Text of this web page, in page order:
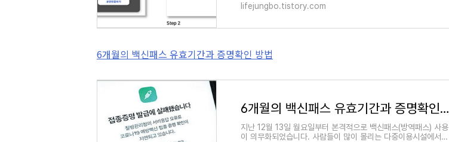
lifejungbo.tistory.com
6개월의 백신패스 유효기간과 증명확인 방법
6개월의 백신패스 유효기간과 증명확인 방법
지난 12월 13일 월요일부터 본격적으로 백신패스(방역패스) 사용
이 의무화되었습니다. 사람들이 많이 몰리는 다중이용시설에서는